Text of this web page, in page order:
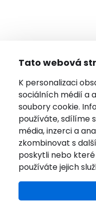
Tato webová
K personalizaci
sociálních médií a
soubory cookie.
používáte, sdílíme
média, inzerci a
zkombinovat s
poskytli nebo které
používáte jejich